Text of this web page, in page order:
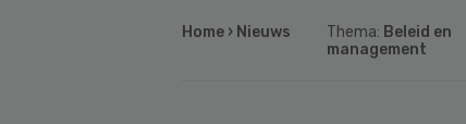
Home › Nieuws Thema: Beleid en
management